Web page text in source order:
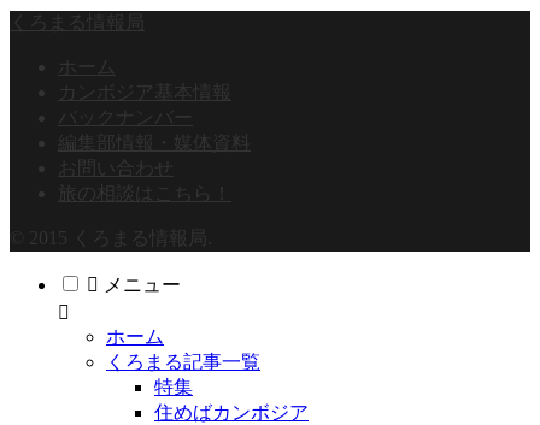
くろまる情報局
ホーム
カンボジア基本情報
バックナンバー
編集部情報・媒体資料
お問い合わせ
旅の相談はこちら！
© 2015 くろまる情報局.
メニュー
ホーム
くろまる記事一覧
特集
住めばカンボジア